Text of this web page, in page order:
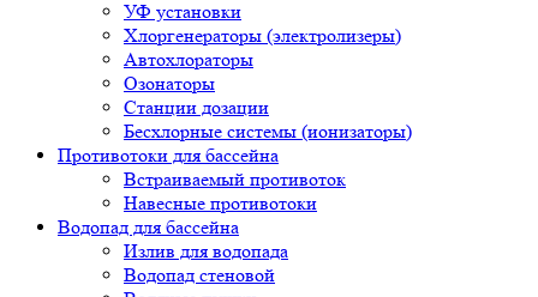
УФ установки
Хлоргенераторы (электролизеры)
Автохлораторы
Озонаторы
Станции дозации
Бесхлорные системы (ионизаторы)
Противотоки для бассейна
Встраиваемый противоток
Навесные противотоки
Водопад для бассейна
Излив для водопада
Водопад стеновой